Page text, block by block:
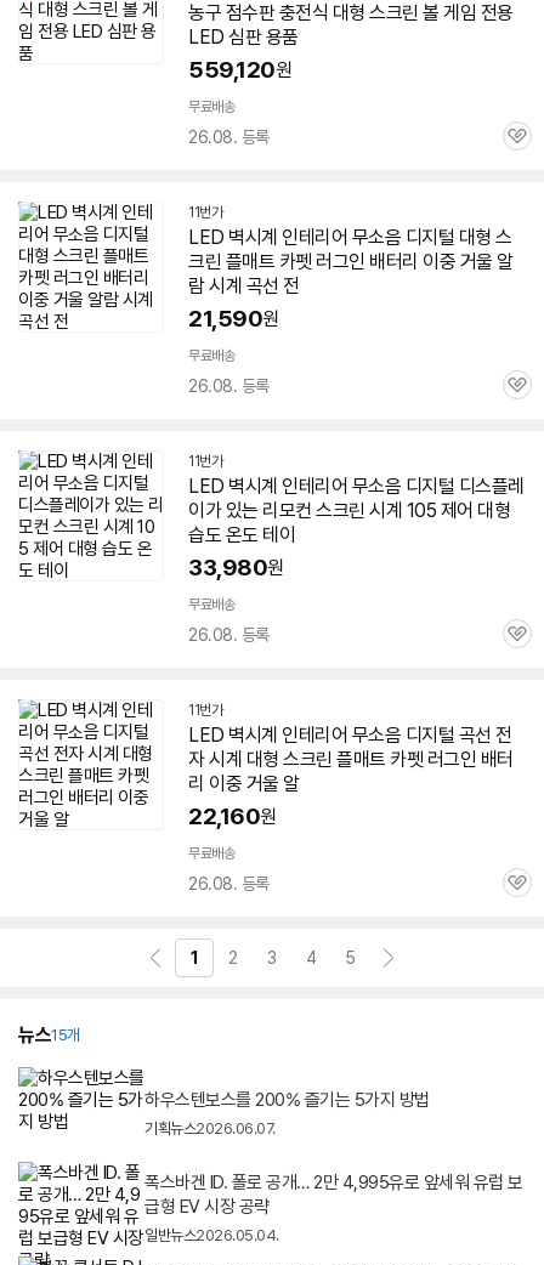
농구 점수판 충전식 대형 스크린 볼 게임 전용
LED 심판 용품
559,120원
무료배송
26.08. 등록
관
11번가
LED 벽시계 인테리어 무소음 디지털 대형 스
크린 플매트 카펫 러그인 배터리 이중 거울 알
람 시계 곡선 전
21,590원
무료배송
26.08. 등록
관
11번가
LED 벽시계 인테리어 무소음 디지털 디스플레
이가 있는 리모컨 스크린 시계 105 제어 대형
습도 온도 테이
33,980원
무료배송
26.08. 등록
관
11번가
LED 벽시계 인테리어 무소음 디지털 곡선 전
자 시계 대형 스크린 플매트 카펫 러그인 배터
리 이중 거울 알
22,160원
무료배송
26.08. 등록
관
1 2 3 4 5
뉴스15개
하우스텐보스를 200% 즐기는 5가지 방법
기획뉴스2026.06.07.
폭스바겐 ID. 폴로 공개… 2만 4,995유로 앞세워 유럽 보
급형 EV 시장 공략
일반뉴스2026.05.04.